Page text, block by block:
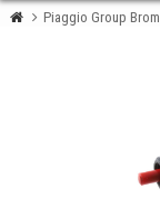
Piaggio Group